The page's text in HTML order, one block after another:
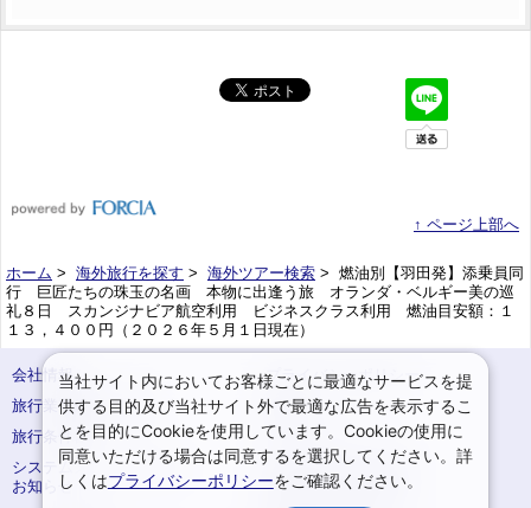
↑ ページ上部へ
ホーム > 海外旅行を探す > 海外ツアー検索 > 燃油別【羽田発】添乗員同
行 巨匠たちの珠玉の名画 本物に出逢う旅 オランダ・ベルギー美の巡
礼８日 スカンジナビア航空利用 ビジネスクラス利用 燃油目安額：１
１３，４００円（２０２６年５月１日現在）
会社情報
プライバシーポリシー
旅行業登録票・約款
規約集
旅行条件書
サイトマップ
システムメンテナンスの
お知らせ
お申込みまでの手順
当社サイト内においてお客様ごとに最適なサービスを提
供する目的及び当社サイト外で最適な広告を表示するこ
とを目的にCookieを使用しています。Cookieの使用に
同意いただける場合は同意するを選択してください。詳
しくはプライバシーポリシーをご確認ください。